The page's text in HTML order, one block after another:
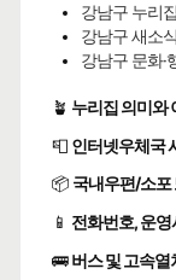
강남구 누리집
강남구 새소식
강남구 문화·
🪴 누리집 의미와
📮 인터넷우체국
📦 국내우편/소포
📱 전화번호, 운영
🚌버스 및 고속